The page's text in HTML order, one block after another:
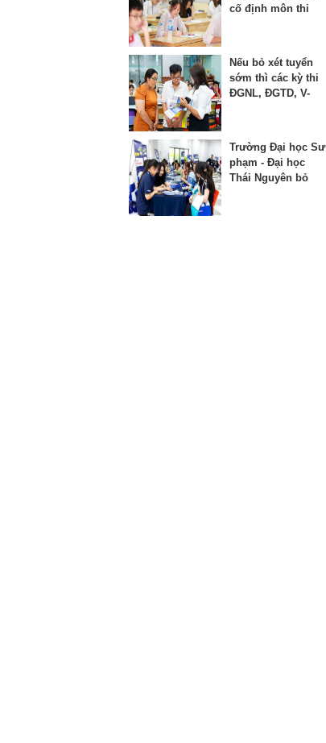
cố định môn thi
Nếu bỏ xét tuyển
sớm thì các kỳ thi
ĐGNL, ĐGTD, V-
Trường Đại học Sư
phạm - Đại học
Thái Nguyên bỏ